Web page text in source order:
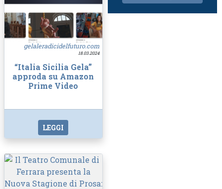
gelaleradicidelfuturo.com
18.03.2024
“Italia Sicilia Gela”
approda su Amazon
Prime Video
LEGGI